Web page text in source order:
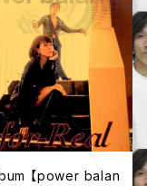
【power balan